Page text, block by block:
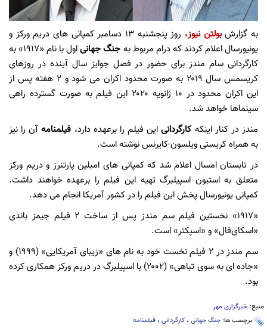
به گزارشبولتن نیوز
، روز پنجشنبه ۱۳ دسامبر کمپانی های دریم ورکز و
یونیورسال اعلام کردند که درام مربوط به جنگ جهانی
اول با نام «۱۹۱۷» به
کارگردانی سام مندز برای حضور در فصل جوایز سال آینده در روزهای
کریسمس سال ۲۰۱۹ به صورت محدود اکران می شود و ۲ هفته پس از
این اکران محدود در ۱۰ ژانویه ۲۰۲۰ این فیلم به صورت گسترده راهی
سینماها خواهد شد.
مندز در کنار اینکهکارگردانیاین فیلم را برعهده دارد، فیلمنامهآن را نیز
به همراه کریستی ویلسون-کایرنس نوشته است.
در تابستان امسال اعلام شد که کمپانی های امبلین پارتنرز و دریم ورکز
متعلق به استیون اسپیلبرگ تهیه این فیلم را برعهده خواهند داشت.
کمپانی یونیورسال پخش این فیلم را در کشور آمریکا انجام می دهد.
«۱۹۱۷» نخستین فیلم سم مندز پس از ساخت ۲ فیلم جیمز باندی
«اسکای‌فال» و «اسپکتر» است.
سم مندز در ۲ فیلم نخست خود به نام های «زیبای آمریکایی» (۱۹۹۹) و
«جاده ای به سوی تباهی» (۲۰۰۲) با اسپیلبرگ در دریم ورکز همکاری کرده
بود.
منبع: خبرگزاری مهر
برچسب ها: جنگ جهانی ، کارگردانی ، فیلمنامه